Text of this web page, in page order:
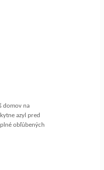
domov na
azyl pred
obľúbených